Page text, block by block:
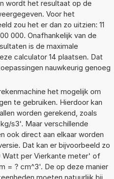
wordt het resultaat op de
Voor het
zou het er dan zo uitzien: 11
000. Onafhankelijk van de
is de maximale
calculator 14 plaatsen. Dat
nauwkeurig genoeg
het mogelijk om
te gebruiken. Hierdoor kan
worden gerekend, zoals
s3'. Maar verschillende
ook direct aan elkaar worden
Dat kan er bijvoorbeeld zo
Watt per Vierkante meter' of
= ? cm^3'. De op deze manier
moeten natuurlijk bij